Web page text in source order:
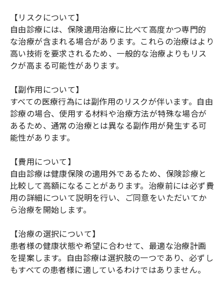
【リスクについて】
自由診療には、保険適用治療に比べて高度かつ専門的
な治療が含まれる場合があります。これらの治療はより
高い技術を要求されるため、一般的な治療よりもリス
クが高まる可能性があります。
【副作用について】
すべての医療行為には副作用のリスクが伴います。自由
診療の場合、使用する材料や治療方法が特殊な場合が
あるため、通常の治療とは異なる副作用が発生する可
能性があります。
【費用について】
自由診療は健康保険の適用外であるため、保険診療と
比較して高額になることがあります。治療前には必ず費
用の詳細について説明を行い、ご同意をいただいてか
ら治療を開始します。
【治療の選択について】
患者様の健康状態や希望に合わせて、最適な治療計画
を提案します。自由診療は選択肢の一つであり、必ずし
もすべての患者様に適しているわけではありません。